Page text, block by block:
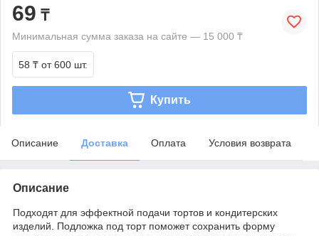
69 ₸
Минимальная сумма заказа на сайте — 15 000 ₸
58 ₸ от 600 шт.
Купить
Описание Доставка Оплата Условия возврата
Описание
Подходят для эффектной подачи тортов и кондитерских
изделий. Подложка под торт поможет сохранить форму